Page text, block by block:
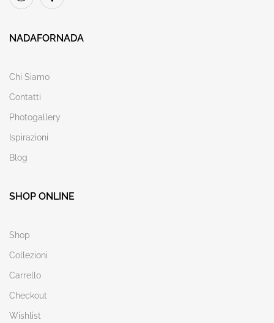
NADAFORNADA
Chi Siamo
Contatti
Photogallery
Ispirazioni
Blog
SHOP ONLINE
Shop
Collezioni
Carrello
Checkout
Wishlist